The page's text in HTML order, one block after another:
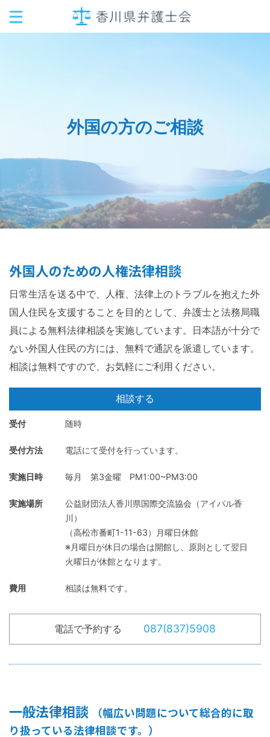
外国の方のご相談
外国人のための人権法律相談
日常生活を送る中で、人権、法律上のトラブルを抱えた外
国人住民を支援することを目的として、弁護士と法務局職
員による無料法律相談を実施しています。日本語が十分で
ない外国人住民の方には、無料で通訳を派遣しています。
相談は無料ですので、お気軽にご利用ください。
相談する
受付 随時
受付方法 電話にて受付を行っています。
実施日時 毎月 第3金曜 PM1:00~PM3:00
実施場所
公益財団法人香川県国際交流協会（アイパル香
川）
（高松市番町1-11-63）月曜日休館
※月曜日が休日の場合は開館し、原則として翌日
火曜日が休館となります。
費用 相談は無料です。
電話で予約する 087(837)5908
一般法律相談
（幅広い問題について総合的に取
り扱っている法律相談です。）